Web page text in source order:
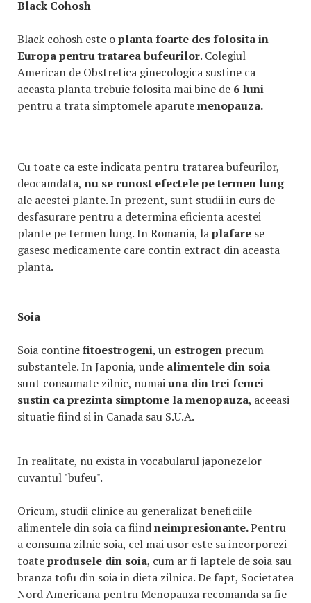
Black Cohosh
Black cohosh este oplanta foarte des folosita in
Europapentru tratarea bufeurilor. Colegiul
American de Obstretica ginecologica sustine ca
aceasta planta trebuie folosita mai bine de 6 luni
pentru a trata simptomele aparutemenopauza.
Cu toate ca este indicata pentru tratarea bufeurilor,
deocamdata, nu se cunost efectele pe termen lung
ale acestei plante. In prezent, sunt studii in curs de
desfasurare pentru a determina eficienta acestei
plante pe termen lung. In Romania, laplafare se
gasesc medicamente care contin extract din aceasta
planta.
Soia
Soia continefitoestrogeni, un estrogen precum
substantele. In Japonia, unde alimentele din soia
sunt consumate zilnic, numaiuna din trei femei
sustin ca prezinta simptome la menopauza, aceeasi
situatie fiind si in Canada sau S.U.A.
In realitate, nu exista in vocabularul japonezelor
cuvantul "bufeu".
Oricum, studii clinice au generalizat beneficiile
alimentele din soia ca fiindneimpresionante.Pentru
a consuma zilnic soia, cel mai usor este sa incorporezi
toateprodusele din soia, cum ar fi laptele de soia sau
branza tofu din soia in dieta zilnica. De fapt, Societatea
Nord Americana pentru Menopauza recomanda sa fie